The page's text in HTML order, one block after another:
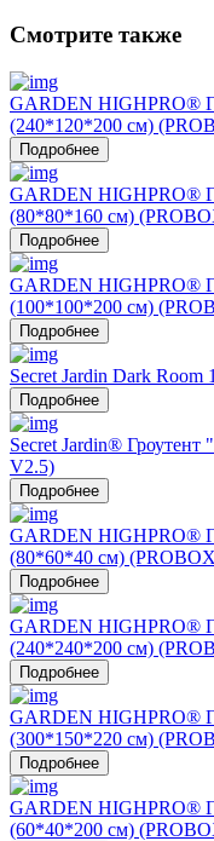
Смотрите также
GARDEN HIGHPRO®
(240*120*200 см)
Подробнее
GARDEN HIGHPRO®
(80*80*160 см)
Подробнее
GARDEN HIGHPRO®
(100*100*200 см)
Подробнее
Secret Jardin Dark Room
Подробнее
Secret Jardin® Гроутент
V2.5)
Подробнее
GARDEN HIGHPRO®
(80*60*40 см)
Подробнее
GARDEN HIGHPRO®
(240*240*200 см)
Подробнее
GARDEN HIGHPRO®
(300*150*220 см)
Подробнее
GARDEN HIGHPRO®
(60*40*200 см)